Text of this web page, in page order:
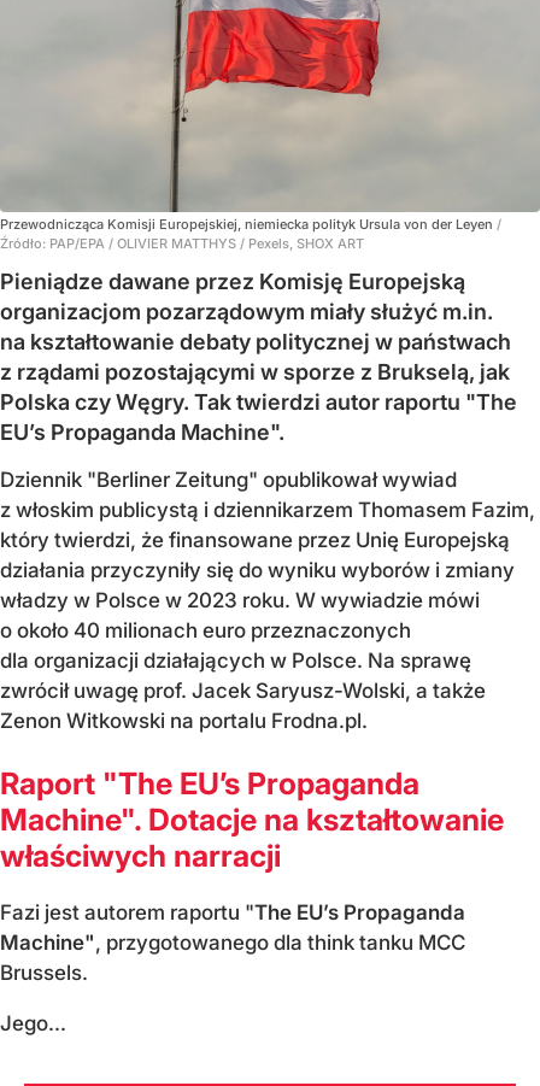
Przewodnicząca Komisji Europejskiej, niemiecka polityk Ursula von der Leyen /
Źródło: PAP/EPA / OLIVIER MATTHYS / Pexels, SHOX ART
Pieniądze dawane przez Komisję Europejską
organizacjom pozarządowym miały służyć m.in.
na kształtowanie debaty politycznej w państwach
z rządami pozostającymi w sporze z Brukselą, jak
Polska czy Węgry. Tak twierdzi autor raportu "The
EU’s Propaganda Machine".
Dziennik "Berliner Zeitung" opublikował wywiad
z włoskim publicystą i dziennikarzem Thomasem Fazim,
który twierdzi, że finansowane przez Unię Europejską
działania przyczyniły się do wyniku wyborów i zmiany
władzy w Polsce w 2023 roku. W wywiadzie mówi
o około 40 milionach euro przeznaczonych
dla organizacji działających w Polsce. Na sprawę
zwrócił uwagę prof. Jacek Saryusz-Wolski, a także
Zenon Witkowski na portalu Frodna.pl.
Raport "The EU’s Propaganda
Machine". Dotacje na kształtowanie
właściwych narracji
Fazi jest autorem raportu "The EU’s Propaganda
Machine", przygotowanego dla think tanku MCC
Brussels.
Jego...